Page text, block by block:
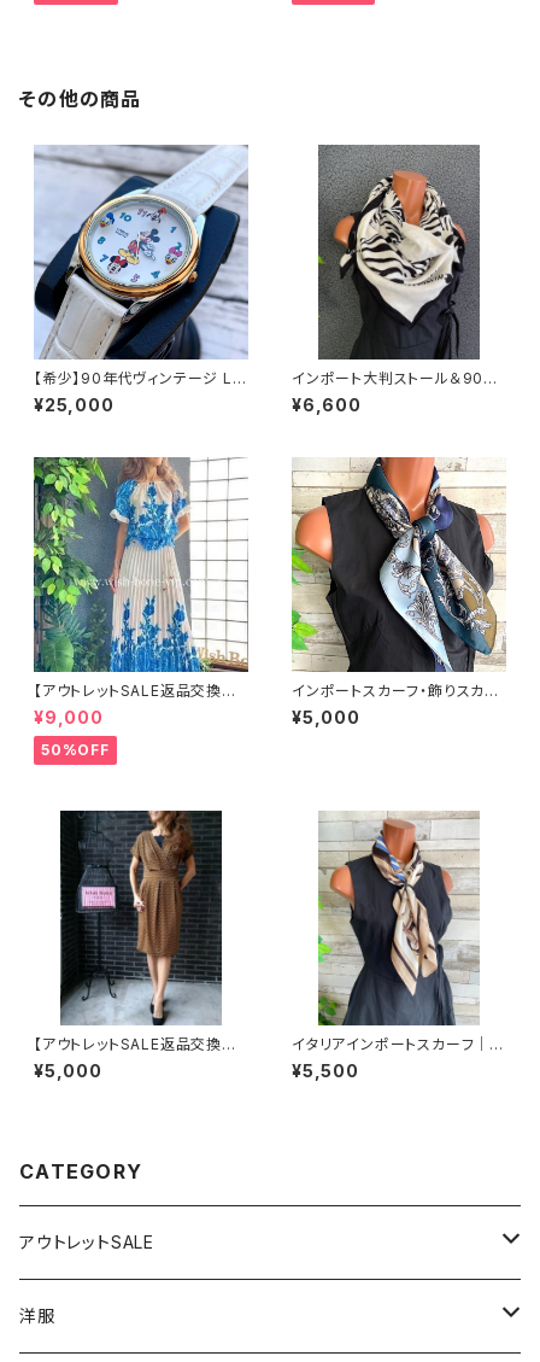
その他の商品
【希少】90年代ヴィンテージ LO
RUS（SEIKO）ミッキーマウス
腕時計（RRS260） 1990年代
¥25,000
インポート大判ストール＆90c
mスクエア モノトーンスカーフ
｜ホワイト＆ブラック馬ホース
¥6,600
【アウトレットSALE返品交換不
可8/20まで】イタリア製ロング・
マキシスカート＆トップス セット
アップ /ホワイト＆ブルー(S)(M)
(L)
¥9,000
50%OFF
インポートスカーフ・飾りスカー
フ・スクエア小さめスカーフ ツヤ
スカーフ・バッグスカーフ/ネイビ
¥5,000
【アウトレットSALE返品交換不
可8/20まで】フランス製インポ
ートワンピース｜LONNKEL P
¥5,000
イタリアインポートスカーフ｜小
さめツヤスカーフ・SILK風 バッ
グスカーフ/ブルーストライプ・チ
¥5,500
CATEGORY
アウトレットSALE
1000円
洋服